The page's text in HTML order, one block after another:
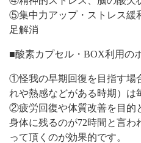
⑤集中力アップ・ストレス緩
足解消
■酸素カプセル・BOX利用の
①怪我の早期回復を目指す場
れや熱感などがある時期）は
②疲労回復や体質改善を目的
身体に残るのが72時間と言わ
って頂くのが効果的です。